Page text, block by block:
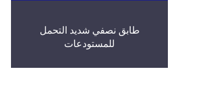
طابق نصفي شديد التحمل
للمستودعات